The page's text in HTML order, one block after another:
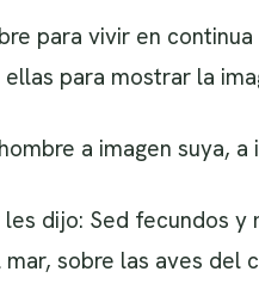
para vivir en
para mostrar la
a imagen suya,
dijo: Sed fecundos
sobre las aves